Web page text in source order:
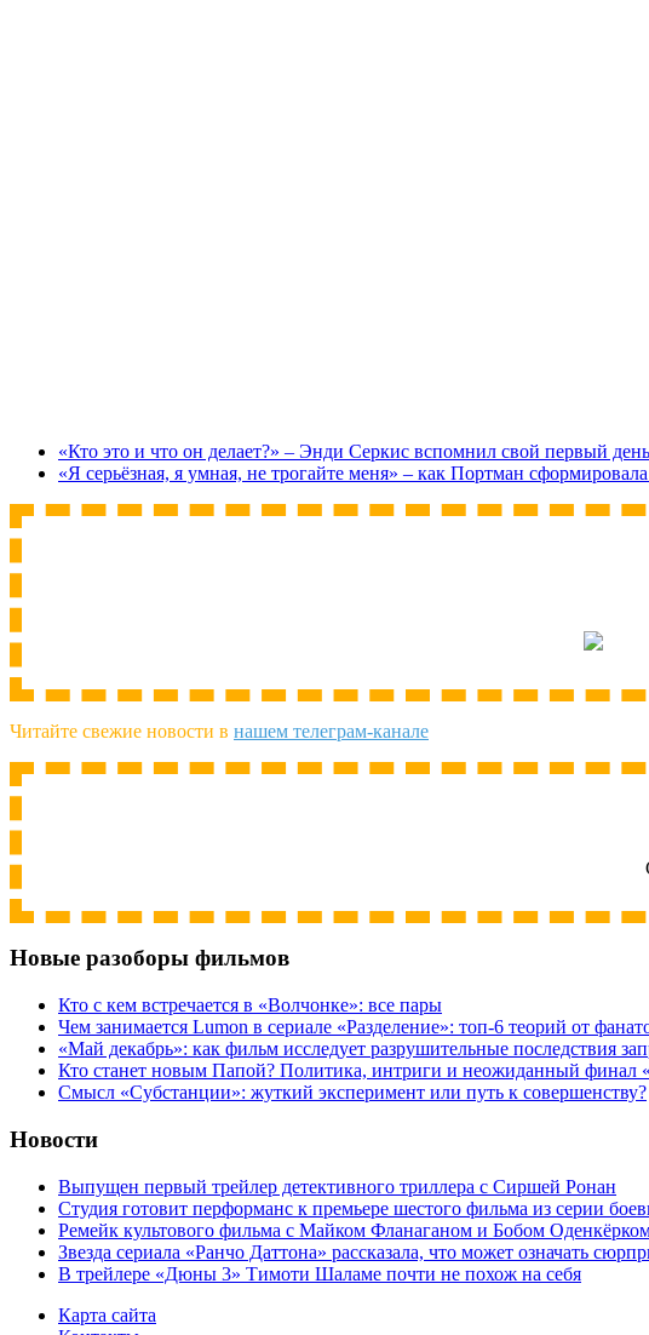
«Кто это и что он делает?» – Энди Серкис вспомнил свой первый
«Я серьёзная, я умная, не трогайте меня» – как Портман
Читайте свежие новости в нашем телеграм-канале
Новые разоборы фильмов
Кто с кем встречается в «Волчонке»: все пары
Чем занимается Lumon в сериале «Разделение»: топ-6 теорий от
«Май декабрь»: как фильм исследует разрушительные последствия
Кто станет новым Папой? Политика, интриги и неожиданный финал
Cмысл «Субстанции»: жуткий эксперимент или путь к совершенству?
Новости
Выпущен первый трейлер детективного триллера с Сиршей Ронан
Студия готовит перформанс к премьере шестого фильма из серии
Ремейк культового фильма с Майком Фланаганом и Бобом
Звезда сериала «Ранчо Даттона» рассказала, что может означать
В трейлере «Дюны 3» Тимоти Шаламе почти не похож на себя
Карта сайта